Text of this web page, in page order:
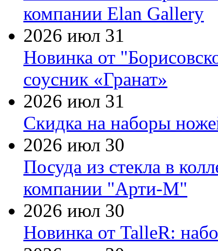
компании Elan Gallery
2026 июл 31
Новинка от
соусник «Гранат»
2026 июл 31
Скидка на наборы
2026 июл 30
Посуда из стекла в
компании "Арти-М"
2026 июл 30
Новинка от TalleR: